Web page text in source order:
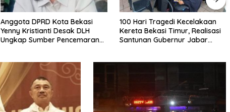
Anggota DPRD Kota Bekasi
Yenny Kristianti Desak DLH
Ungkap Sumber Pencemaran
100 Hari Tragedi Kecelakaan
Kereta Bekasi Timur, Realisasi
Santunan Gubernur Jabar